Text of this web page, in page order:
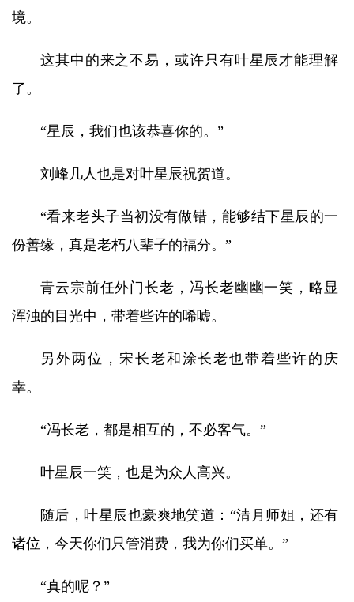
境。
这其中的来之不易，或许只有叶星辰才能理解
了。
“星辰，我们也该恭喜你的。”
刘峰几人也是对叶星辰祝贺道。
“看来老头子当初没有做错，能够结下星辰的一
份善缘，真是老朽八辈子的福分。”
青云宗前任外门长老，冯长老幽幽一笑，略显
浑浊的目光中，带着些许的唏嘘。
另外两位，宋长老和涂长老也带着些许的庆
幸。
“冯长老，都是相互的，不必客气。”
叶星辰一笑，也是为众人高兴。
随后，叶星辰也豪爽地笑道：“清月师姐，还有
诸位，今天你们只管消费，我为你们买单。”
“真的呢？”